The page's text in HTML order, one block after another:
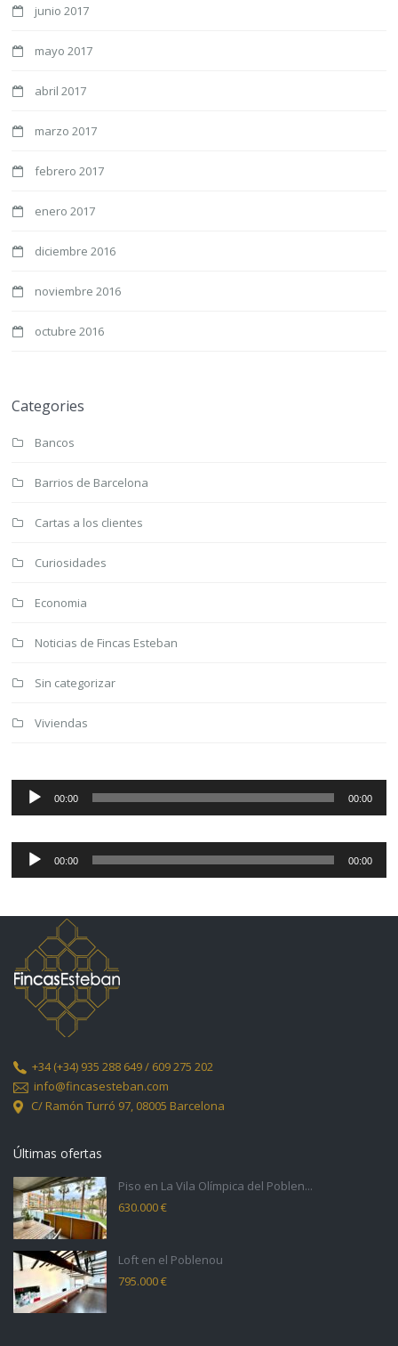
junio 2017
mayo 2017
abril 2017
marzo 2017
febrero 2017
enero 2017
diciembre 2016
noviembre 2016
octubre 2016
Categories
Bancos
Barrios de Barcelona
Cartas a los clientes
Curiosidades
Economia
Noticias de Fincas Esteban
Sin categorizar
Viviendas
Reproductor
audio
00:00 00:00
Reproductor
audio
00:00 00:00
+34(+34) 935 288 649 / 609 275 202
info@fincasesteban.com
C/ Ramón Turró 97, 08005 Barcelona
Últimas ofertas
Piso en La Vila Olímpica del Poblen...
630.000 €
Loft en el Poblenou
795.000 €